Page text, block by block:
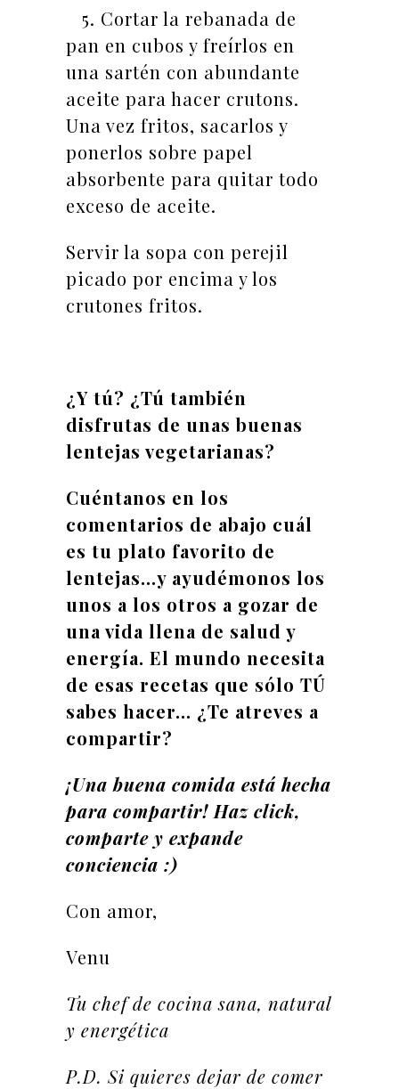
5. Cortar la rebanada de
pan en cubos y freírlos en
una sartén con abundante
aceite para hacer crutons.
Una vez fritos, sacarlos y
ponerlos sobre papel
absorbente para quitar todo
exceso de aceite.
Servir la sopa con perejil
picado por encima y los
crutones fritos.
¿Y tú? ¿Tú también
disfrutas de unas buenas
lentejas vegetarianas?
Cuéntanos en los
comentarios de abajo cuál
es tu plato favorito de
lentejas…y ayudémonos los
unos a los otros a gozar de
una vida llena de salud y
energía. El mundo necesita
de esas recetas que sólo TÚ
sabes hacer… ¿Te atreves a
compartir?
¡Una buena comida está hecha
para compartir! Haz click,
comparte y expande
conciencia :)
Con amor,
Venu
Tu chef de cocina sana, natural
y energética
P.D. Si quieres dejar de comer